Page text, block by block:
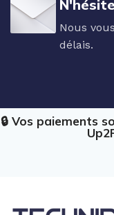
Nous
délais.
🔒 Vos paiements